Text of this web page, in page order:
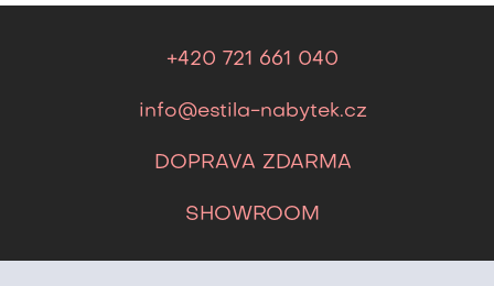
+420 721 661 040
info@estila-nabytek.cz
DOPRAVA ZDARMA
SHOWROOM